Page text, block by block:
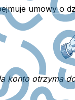
umowy o
otrzyma